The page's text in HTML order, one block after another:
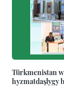
Türkmenistan
hyzmatdaşlygy